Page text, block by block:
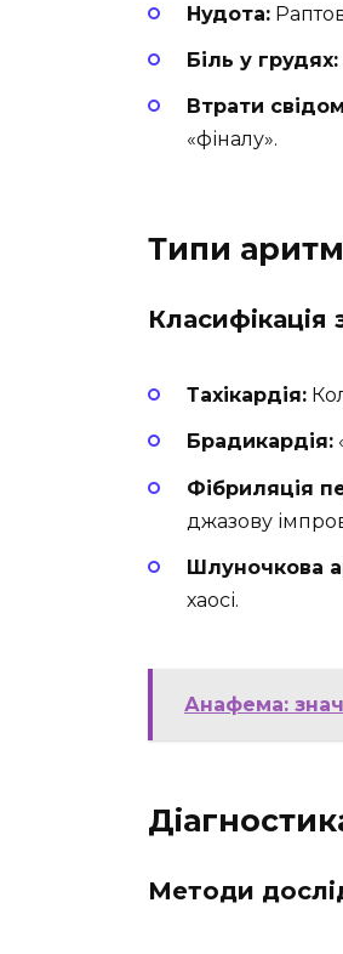
Нудота:
Біль у грудях:
Втрати
«фіналу».
Типи
Тахікардія:
Брадикардія:
Фібриляція
джазову
Шлуночкова
хаосі.
Анафема:
Методи